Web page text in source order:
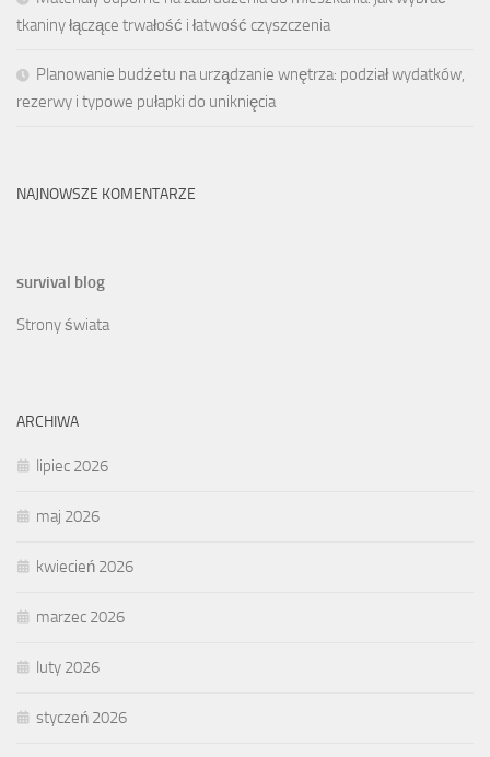
tkaniny łączące trwałość i łatwość czyszczenia
Planowanie budżetu na urządzanie wnętrza: podział wydatków,
rezerwy i typowe pułapki do uniknięcia
NAJNOWSZE KOMENTARZE
survival blog
Strony świata
ARCHIWA
lipiec 2026
maj 2026
kwiecień 2026
marzec 2026
luty 2026
styczeń 2026